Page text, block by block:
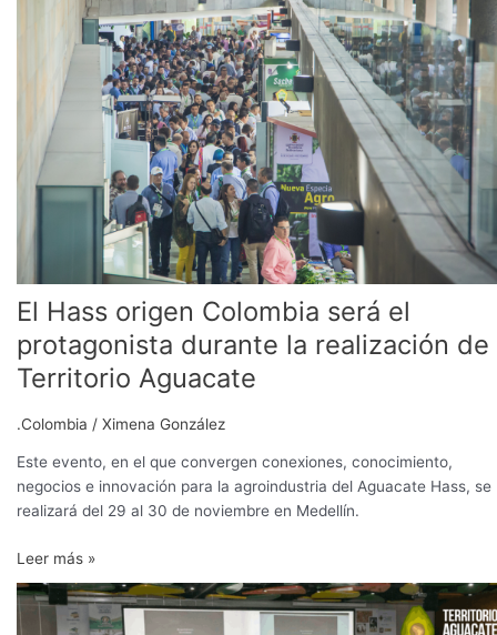
El Hass origen Colombia será el
protagonista durante la realización de
Territorio Aguacate
.Colombia / Ximena González
Este evento, en el que convergen conexiones, conocimiento,
negocios e innovación para la agroindustria del Aguacate Hass, se
realizará del 29 al 30 de noviembre en Medellín.
protagonista
durante
realización
Territorio
Leer más »
Territorio
Aguacate: